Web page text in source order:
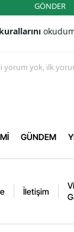
GÖNDER
yorum yok, ilk
GÜNDEM
İletişim